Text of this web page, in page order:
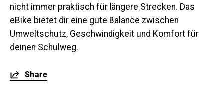
nicht immer praktisch für längere Strecken. Das
eBike bietet dir eine gute Balance zwischen
Umweltschutz, Geschwindigkeit und Komfort für
deinen Schulweg.
Share